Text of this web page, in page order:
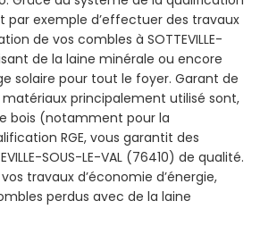
par exemple d’effectuer des travaux
de vos combles à SOTTEVILLE-
de la laine minérale ou encore
solaire pour tout le foyer. Garant de
matériaux principalement utilisé sont,
bois (notamment pour la
RGE, vous garantit des
SOUS-LE-VAL (76410) de qualité.
travaux d’économie d’énergie,
perdus avec de la laine